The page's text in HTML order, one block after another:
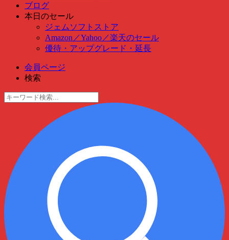
ブログ
本日のセール
ジェムソフトストア
Amazon ／Yahoo ／楽天のセール
優待・アップグレード・延長
会員ページ
検索